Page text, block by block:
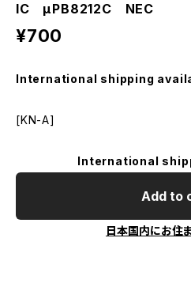
IC μPB8212C NEC
¥700
International shipping
[KN-A]
International
Add to
日本国内にお住